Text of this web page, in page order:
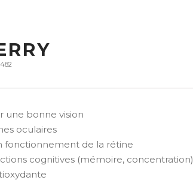
une bonne vision
oculaires
fonctionnement de la rétine
cognitives (mémoire, concentration)